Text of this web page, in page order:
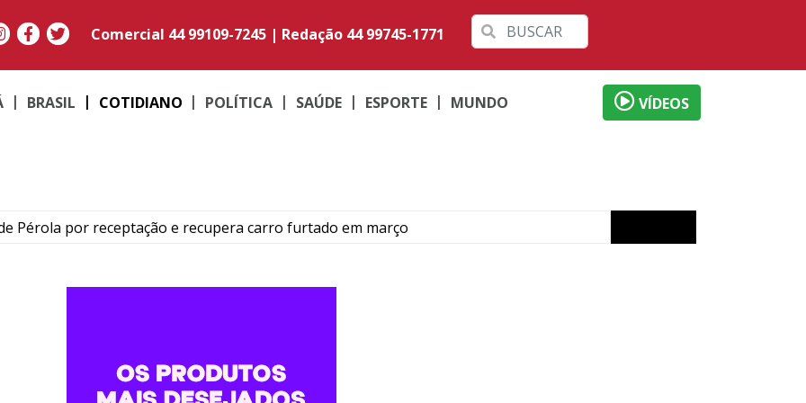
Comercial 44 99109-7245 | Redação 44 99745-1771
BRASIL COTIDIANO POLÍTICA SAÚDE ESPORTE MUNDO VÍDEOS
Pérola por receptação e recupera carro furtado em março
maconha e PM apreende moto adulterada em Perobal